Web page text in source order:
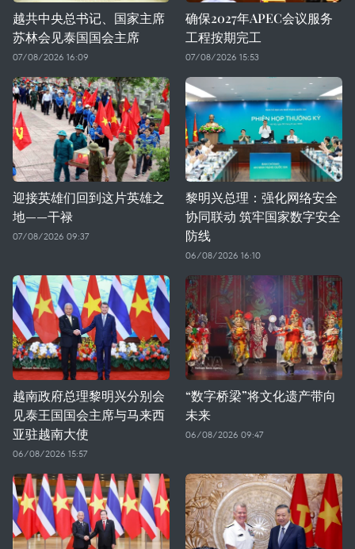
越共中央总书记、国家主席
苏林会见泰国国会主席
07/08/2026 16:09
确保2027年APEC会议服务
工程按期完工
07/08/2026 15:53
迎接英雄们回到这片英雄之
地——干禄
07/08/2026 09:37
黎明兴总理：强化网络安全
协同联动 筑牢国家数字安全
防线
06/08/2026 16:10
越南政府总理黎明兴分别会
见泰王国国会主席与马来西
亚驻越南大使
06/08/2026 15:57
“数字桥梁”将文化遗产带向
未来
06/08/2026 09:47